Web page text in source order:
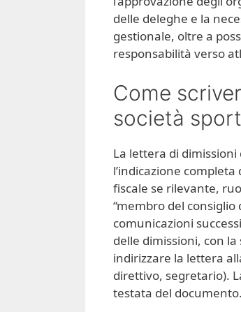
delle deleghe e la
gestionale, oltre a
responsabilità verso
Come
società
La lettera di
l’indicazione
fiscale se rilevante,
“membro del
comunicazioni
delle dimissioni, con
indirizzare la lettera
direttivo, segretario).
testata del documento.